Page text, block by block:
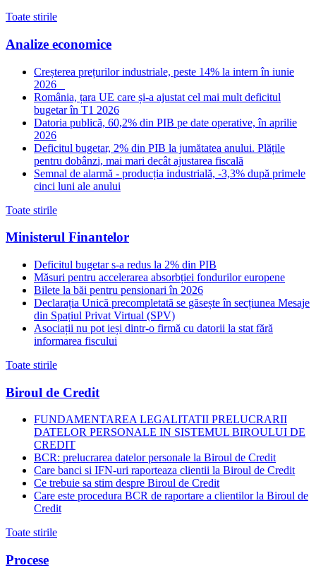
Toate stirile
Analize economice
Creșterea prețurilor industriale, peste 14% la intern în iunie
2026
România, țara UE care și-a ajustat cel mai mult deficitul
bugetar în T1 2026
Datoria publică, 60,2% din PIB pe date operative, în aprilie
2026
Deficitul bugetar, 2% din PIB la jumătatea anului. Plățile
pentru dobânzi, mai mari decât ajustarea fiscală
Semnal de alarmă - producția industrială, -3,3% după primele
cinci luni ale anului
Toate stirile
Ministerul Finantelor
Deficitul bugetar s-a redus la 2% din PIB
Măsuri pentru accelerarea absorbției fondurilor europene
Bilete la băi pentru pensionari în 2026
Declarația Unică precompletată se găsește în secțiunea Mesaje
din Spațiul Privat Virtual (SPV)
Asociații nu pot ieși dintr-o firmă cu datorii la stat fără
informarea fiscului
Toate stirile
Biroul de Credit
FUNDAMENTAREA LEGALITATII PRELUCRARII
DATELOR PERSONALE IN SISTEMUL BIROULUI DE
CREDIT
BCR: prelucrarea datelor personale la Biroul de Credit
Care banci si IFN-uri raporteaza clientii la Biroul de Credit
Ce trebuie sa stim despre Biroul de Credit
Care este procedura BCR de raportare a clientilor la Biroul de
Credit
Toate stirile
Procese